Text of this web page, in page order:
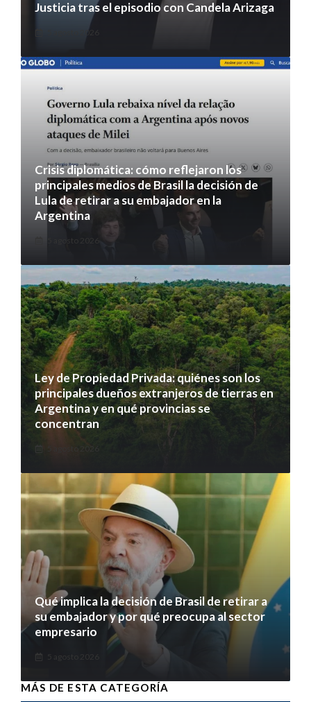
Justicia tras el episodio con Candela Arizaga
5 agosto 2026
Crisis diplomática: cómo reflejaron los
principales medios de Brasil la decisión de
Lula de retirar a su embajador en la
Argentina
5 agosto 2026
Ley de Propiedad Privada: quiénes son los
principales dueños extranjeros de tierras en
Argentina y en qué provincias se
concentran
Qué implica la decisión de Brasil de retirar a
su embajador y por qué preocupa al sector
empresario
5 agosto 2026
MÁS DE ESTA CATEGORÍA